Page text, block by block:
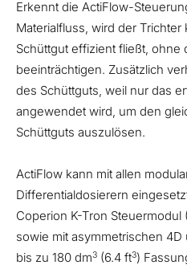
Erkennt die ActiFlow-
Materialfluss, wird der Trichter
Schüttgut effizient fließt, ohne
beeinträchtigen. Zusätzlich
des Schüttguts, weil nur das
angewendet wird, um den
Schüttguts auszulösen.
ActiFlow kann mit allen
Differentialdosierern
Coperion K-Tron Steuermodul
sowie mit asymmetrischen
bis zu 180 dm3 (6.4 ft3)